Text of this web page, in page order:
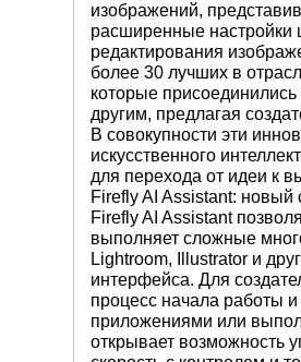
изображений,
расширенные настройки
редактирования
более 30 лучших в
которые
другим, предлагая
В совокупности эти
искусственного
для перехода от идеи к
Firefly AI Assistant: новый
Firefly AI Assistant
выполняет сложные
Lightroom, Illustrator и
интерфейса. Для
процесс начала работы
приложениями или
открывает возможность